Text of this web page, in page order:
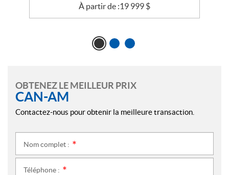
À partir de :19 999 $
OBTENEZ LE MEILLEUR PRIX
CAN-AM
Contactez-nous pour obtenir la meilleure transaction.
Nom complet :
Téléphone :